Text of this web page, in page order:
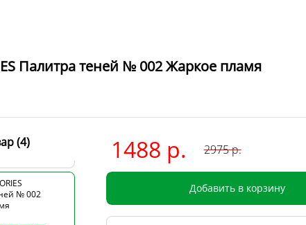
Палитра теней № 002 Жаркое пламя
(4)
№ 001
№ 002
1488 р. 2975р.
Добавить в корзину